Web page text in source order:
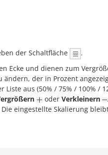
der Schaltfläche
.
Ecke und dienen zum
der in Prozent
aus (50% / 75% / 100% /
oder Verkleinern
eingestellte Skalierung